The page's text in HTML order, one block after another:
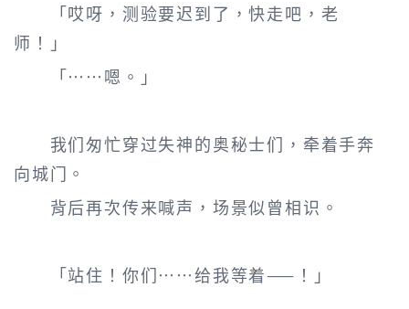
「哎呀，测验要迟到了，快走吧，老
师！」
「……嗯。」
我们匆忙穿过失神的奥秘士们，牵着手奔
向城门。
背后再次传来喊声，场景似曾相识。
「站住！你们……给我等着——！」